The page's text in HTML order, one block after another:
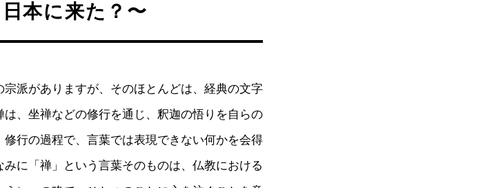
本に来た？〜
派がありますが、そのほとんどは、経典の文字
、坐禅などの修行を通じ、釈迦の悟りを自らの
行の過程で、言葉では表現できない何かを会得
に「禅」という言葉そのものは、仏教における